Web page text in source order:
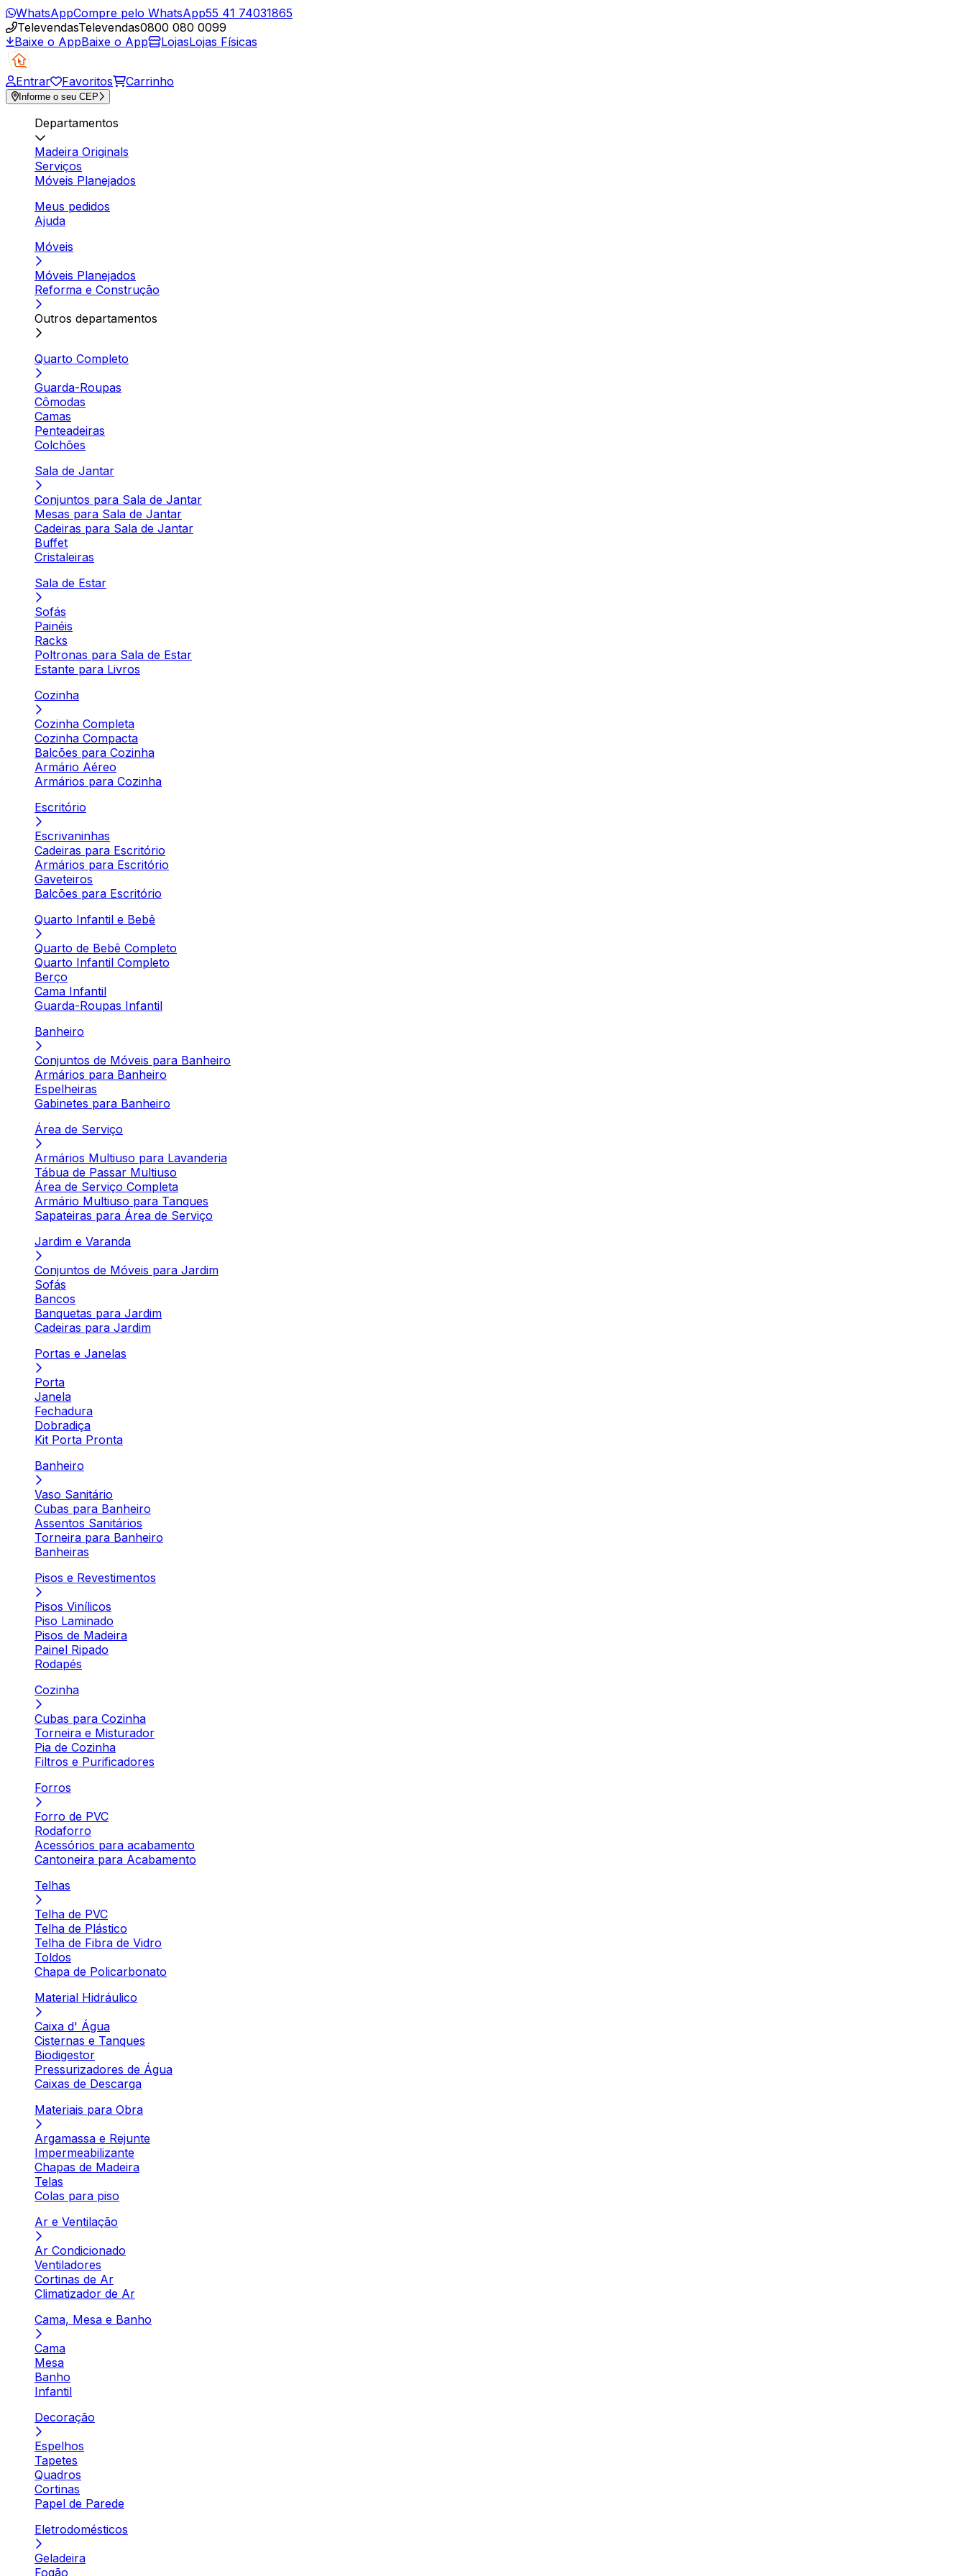
WhatsAppCompre pelo WhatsApp55 41 74031865
TelevendasTelevendas0800 080 0099
Baixe o AppBaixe o App LojasLojas Físicas
Entrar Favoritos Carrinho
Informe o seu CEP
Departamentos
Madeira Originals
Serviços
Móveis Planejados
Meus pedidos
Ajuda
Móveis
Móveis Planejados
Reforma e Construção
Outros departamentos
Quarto Completo
Guarda-Roupas
Cômodas
Camas
Penteadeiras
Colchões
Sala de Jantar
Conjuntos para Sala de Jantar
Mesas para Sala de Jantar
Cadeiras para Sala de Jantar
Buffet
Cristaleiras
Sala de Estar
Sofás
Painéis
Racks
Poltronas para Sala de Estar
Estante para Livros
Cozinha
Cozinha Completa
Cozinha Compacta
Balcões para Cozinha
Armário Aéreo
Armários para Cozinha
Escritório
Escrivaninhas
Cadeiras para Escritório
Armários para Escritório
Gaveteiros
Balcões para Escritório
Quarto Infantil e Bebê
Quarto de Bebê Completo
Quarto Infantil Completo
Berço
Cama Infantil
Guarda-Roupas Infantil
Banheiro
Conjuntos de Móveis para Banheiro
Armários para Banheiro
Espelheiras
Gabinetes para Banheiro
Área de Serviço
Armários Multiuso para Lavanderia
Tábua de Passar Multiuso
Área de Serviço Completa
Armário Multiuso para Tanques
Sapateiras para Área de Serviço
Jardim e Varanda
Conjuntos de Móveis para Jardim
Sofás
Bancos
Banquetas para Jardim
Cadeiras para Jardim
Portas e Janelas
Porta
Janela
Fechadura
Dobradiça
Kit Porta Pronta
Banheiro
Vaso Sanitário
Cubas para Banheiro
Assentos Sanitários
Torneira para Banheiro
Banheiras
Pisos e Revestimentos
Pisos Vinílicos
Piso Laminado
Pisos de Madeira
Painel Ripado
Rodapés
Cozinha
Cubas para Cozinha
Torneira e Misturador
Pia de Cozinha
Filtros e Purificadores
Forros
Forro de PVC
Rodaforro
Acessórios para acabamento
Cantoneira para Acabamento
Telhas
Telha de PVC
Telha de Plástico
Telha de Fibra de Vidro
Toldos
Chapa de Policarbonato
Material Hidráulico
Caixa d' Água
Cisternas e Tanques
Biodigestor
Pressurizadores de Água
Caixas de Descarga
Materiais para Obra
Argamassa e Rejunte
Impermeabilizante
Chapas de Madeira
Telas
Colas para piso
Ar e Ventilação
Ar Condicionado
Ventiladores
Cortinas de Ar
Climatizador de Ar
Cama, Mesa e Banho
Cama
Mesa
Banho
Infantil
Decoração
Espelhos
Tapetes
Quadros
Cortinas
Papel de Parede
Eletrodomésticos
Geladeira
Fogão